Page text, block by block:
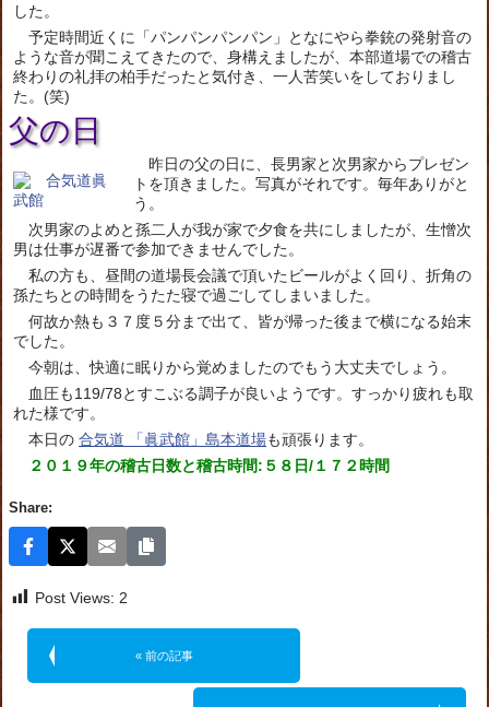
した。
予定時間近くに「パンパンパンパン」となにやら拳銃の発射音の
ような音が聞こえてきたので、身構えましたが、本部道場での稽古
終わりの礼拝の柏手だったと気付き、一人苦笑いをしておりまし
た。(笑)
父の日
昨日の父の日に、長男家と次男家からプレゼン
トを頂きました。写真がそれです。毎年ありがと
う。
次男家のよめと孫二人が我が家で夕食を共にしましたが、生憎次
男は仕事が遅番で参加できませんでした。
私の方も、昼間の道場長会議で頂いたビールがよく回り、折角の
孫たちとの時間をうたた寝で過ごしてしまいました。
何故か熱も３７度５分まで出て、皆が帰った後まで横になる始末
でした。
今朝は、快適に眠りから覚めましたのでもう大丈夫でしょう。
血圧も119/78とすこぶる調子が良いようです。すっかり疲れも取
れた様です。
本日の 合気道 「眞武館」島本道場も頑張ります。
２０１９年の稽古日数と稽古時間:５８日/１７２時間
Share:
Post Views: 2
« 前の記事